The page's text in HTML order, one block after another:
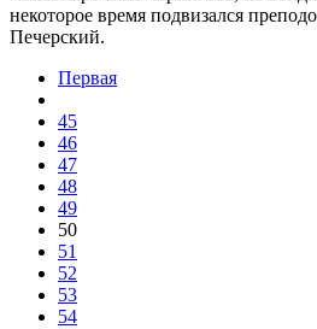
некоторое время подвизался
Печерский.
Первая
45
46
47
48
49
50
51
52
53
54